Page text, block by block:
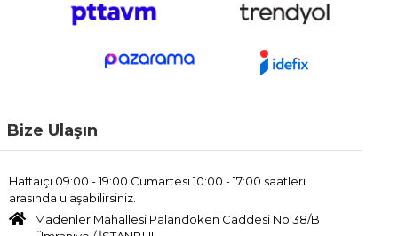
Bize Ulaşın
Haftaiçi 09:00 - 19:00 Cumartesi 10:00 - 17:00 saatleri
arasında ulaşabilirsiniz.
Madenler Mahallesi Palandöken Caddesi No:38/B